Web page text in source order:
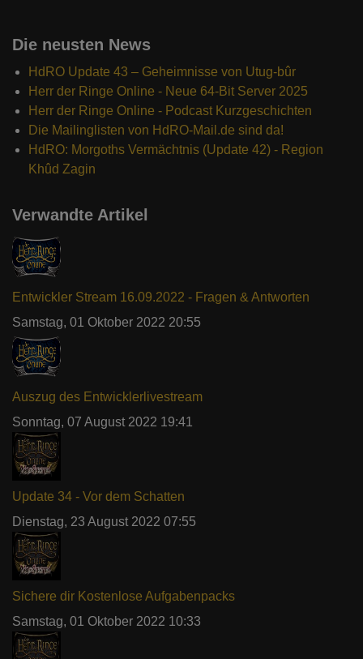
Die neusten News
HdRO Update 43 – Geheimnisse von Utug-bûr
Herr der Ringe Online - Neue 64-Bit Server 2025
Herr der Ringe Online - Podcast Kurzgeschichten
Die Mailinglisten von HdRO-Mail.de sind da!
HdRO: Morgoths Vermächtnis (Update 42) - Region
Khûd Zagin
Verwandte Artikel
Entwickler Stream 16.09.2022 - Fragen & Antworten
Samstag, 01 Oktober 2022 20:55
Auszug des Entwicklerlivestream
Sonntag, 07 August 2022 19:41
Update 34 - Vor dem Schatten
Dienstag, 23 August 2022 07:55
Sichere dir Kostenlose Aufgabenpacks
Samstag, 01 Oktober 2022 10:33